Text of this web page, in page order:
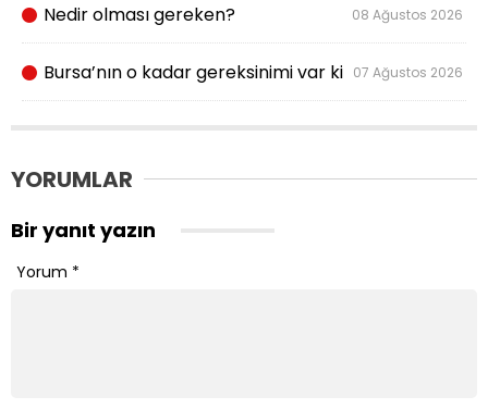
Nedir olması gereken? 08 Ağustos 2026
Bursa’nın o kadar gereksinimi var ki 07 Ağustos 2026
YORUMLAR
Bir yanıt yazın
Yorum *